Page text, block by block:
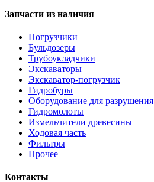
Запчасти из наличия
Погрузчики
Бульдозеры
Трубоукладчики
Экскаваторы
Экскаватор-погрузчик
Гидробуры
Оборудование для разрушения
Гидромолоты
Измельчители древесины
Ходовая часть
Фильтры
Прочее
Контакты